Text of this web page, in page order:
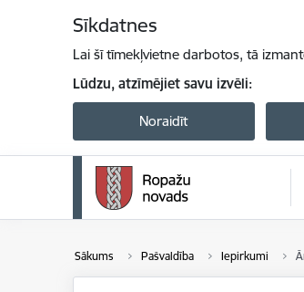
Sīkdatnes
Lai šī tīmekļvietne darbotos, tā
Lūdzu, atzīmējiet savu izvēli:
Noraidīt
Sākums Pašvaldība Iepirkumi